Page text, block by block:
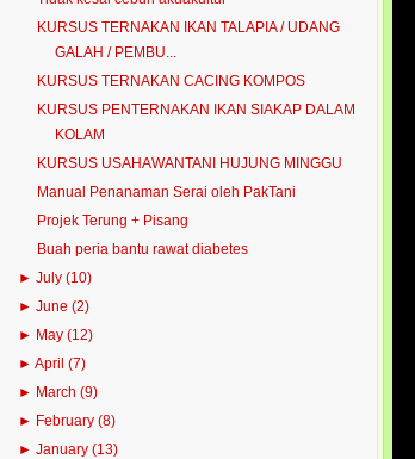
KURSUS TERNAKAN IKAN TALAPIA / UDANG
GALAH / PEMBU...
KURSUS TERNAKAN CACING KOMPOS
KURSUS PENTERNAKAN IKAN SIAKAP DALAM
KOLAM
KURSUS USAHAWANTANI HUJUNG MINGGU
Manual Penanaman Serai oleh PakTani
Projek Terung + Pisang
Buah peria bantu rawat diabetes
►July(10)
►June(2)
► May(12)
►April(7)
► March(9)
► February(8)
►January(13)